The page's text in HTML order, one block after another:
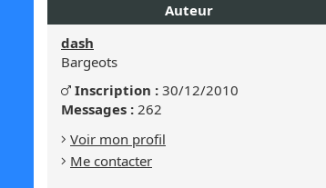
Auteur
dash
Bargeots
Genre
:
Masculin
Inscription : 30/12/2010
Messages : 262
Voir mon profil
Me contacter